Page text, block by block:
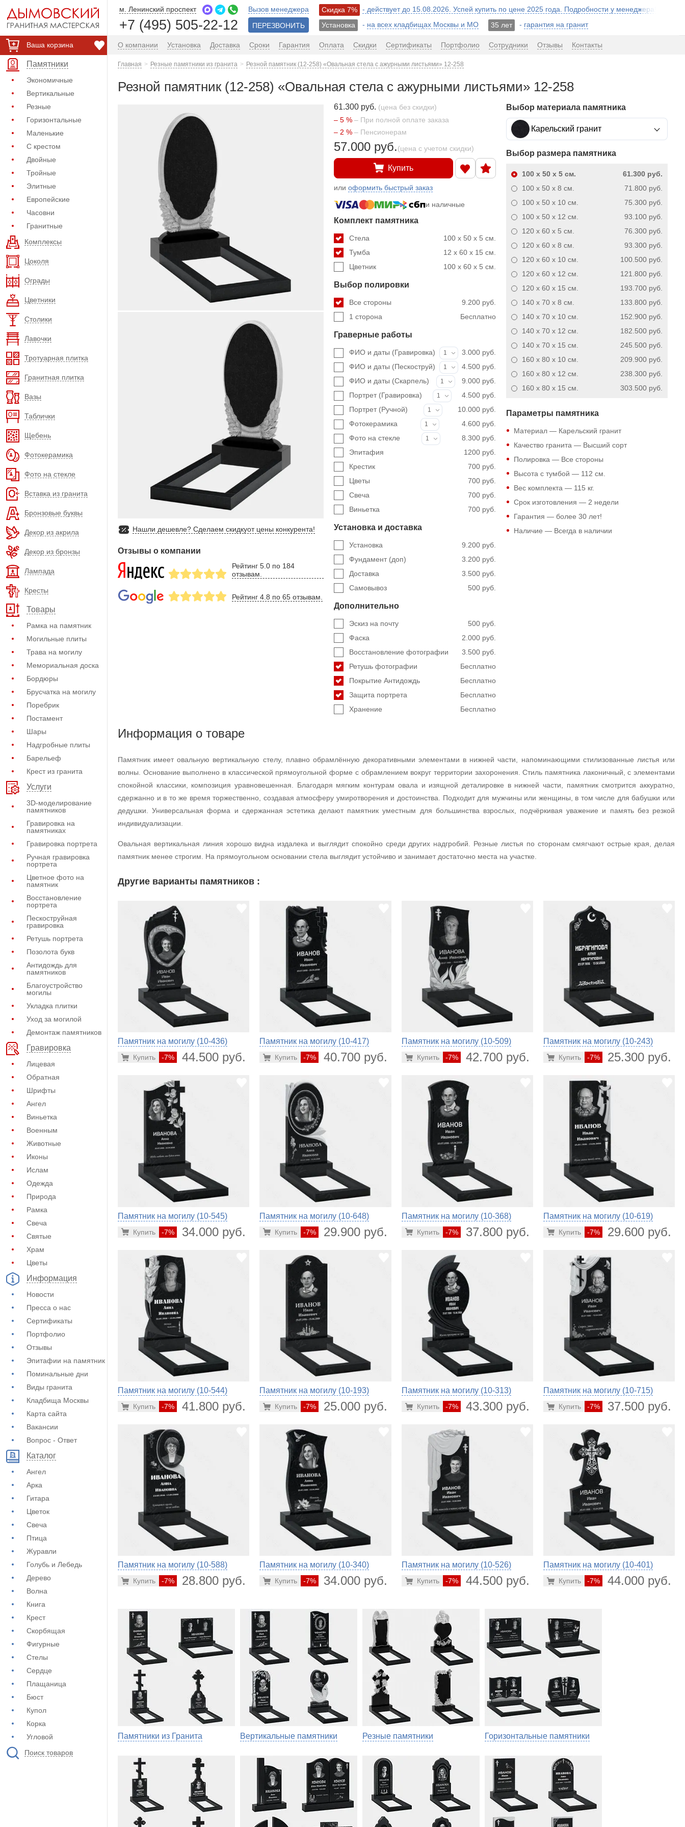
Ваша корзина
Памятники
Экономичные
Вертикальные
Резные
Горизонтальные
Маленькие
С крестом
Двойные
Тройные
Элитные
Европейские
Часовни
Гранитные
Комплексы
Цоколя
Ограды
Цветники
Столики
Лавочки
Тротуарная плитка
Гранитная плитка
Вазы
Таблички
Щебень
Фотокерамика
Фото на стекле
Вставка из гранита
Бронзовые буквы
Декор из акрила
Декор из бронзы
Лампада
Кресты
Товары
Рамка на памятник
Могильные плиты
Трава на могилу
Мемориальная доска
Бордюры
Брусчатка на могилу
Поребрик
Постамент
Шары
Надгробные плиты
Барельеф
Крест из гранита
Услуги
3D-моделирование
памятников
Гравировка на
памятниках
Гравировка портрета
Ручная гравировка
портрета
Цветное фото на
памятник
Восстановление
портрета
Пескоструйная
гравировка
Ретушь портрета
Позолота букв
Антидождь для
памятников
Благоустройство
могилы
Укладка плитки
Уход за могилой
Демонтаж памятников
Гравировка
Лицевая
Обратная
Шрифты
Ангел
Виньетка
Военным
Животные
Иконы
Ислам
Одежда
Природа
Рамка
Свеча
Святые
Храм
Цветы
Информация
Новости
Пресса о нас
Сертификаты
Портфолио
Отзывы
Эпитафии на памятник
Поминальные дни
Виды гранита
Кладбища Москвы
Карта сайта
Вакансии
Вопрос - Ответ
Каталог
Ангел
Арка
Гитара
Цветок
Свеча
Птица
Журавли
Голубь и Лебедь
Дерево
Волна
Книга
Крест
Скорбящая
Фигурные
Стелы
Сердце
Плащаница
Бюст
Купол
Корка
Угловой
Поиск товаров
м. Ленинский проспект
+7 (495) 505-22-12
Вызов менеджера
ПЕРЕЗВОНИТЬ
Скидка 7%
- действует до 15.08.2026. Успей купить по цене 2025 года. Подробности у менеджера!
Установка
- на всех кладбищах Москвы и МО 35 лет - гарантия на гранит
О компании Установка Доставка Сроки Гарантия Оплата Скидки Сертификаты Портфолио Сотрудники Отзывы Контакты
Главная Резные памятники из гранита Резной памятник (12-258) «Овальная стела с ажурными листьями» 12-258
Резной памятник (12-258) «Овальная стела с ажурными листьями» 12-258
Нашли дешевле? Сделаем скидкуот цены конкурента!
Отзывы о компании
Рейтинг 5.0 по 184
отзывам.
Рейтинг 4.8 по 65 отзывам.
61.300 руб. (цена без скидки)
– 5 % – При полной оплате заказа
– 2 % – Пенсионерам
57.000 руб.(цена с учетом скидки)
Купить
илиоформить быстрый заказ
и наличные
Комплект памятника
100 x 50 x 5 см.
Стела
12 x 60 x 15 см.
Тумба
100 x 60 x 5 см.
Цветник
Выбор полировки
9.200 руб.
Все стороны
Бесплатно
1 сторона
Граверные работы
ФИО и даты (Гравировка) 1
3.000 руб.
ФИО и даты (Пескоструй)
1
4.500 руб.
ФИО и даты (Скарпель)
1
9.000 руб.
Портрет (Гравировка)
1
4.500 руб.
Портрет (Ручной)
1
10.000 руб.
Фотокерамика
1
4.600 руб.
Фото на стекле
1
8.300 руб.
1200 руб.
Эпитафия
700 руб.
Крестик
700 руб.
Цветы
700 руб.
Свеча
700 руб.
Виньетка
Установка и доставка
9.200 руб.
Установка
3.200 руб.
Фундамент (доп)
3.500 руб.
Доставка
500 руб.
Самовывоз
Дополнительно
500 руб.
Эскиз на почту
2.000 руб.
Фаска
3.500 руб.
Восстановление фотографии
Бесплатно
Ретушь фотографии
Бесплатно
Покрытие Антидождь
Бесплатно
Защита портрета
Бесплатно
Хранение
Выбор материала памятника
Карельский гранит
Выбор размера памятника
61.300 руб.
100 x 50 x 5см.
71.800 руб.
100 x 50 x 8 см.
75.300 руб.
100 x 50 x 10см.
93.100 руб.
100 x 50 x 12 см.
76.300 руб.
120 x 60 x 5 см.
93.300 руб.
120 x 60 x 8 см.
100.500 руб.
120 x 60 x 10см.
121.800 руб.
120 x 60 x 12 см.
193.700 руб.
120 x 60 x 15 см.
133.800 руб.
140 x 70 x 8 см.
152.900 руб.
140 x 70 x 10см.
182.500 руб.
140 x 70 x 12 см.
245.500 руб.
140 x 70 x 15 см.
209.900 руб.
160 x 80 x 10см.
238.300 руб.
160 x 80 x 12 см.
303.500 руб.
160 x 80 x 15 см.
Параметры памятника
Материал — Карельский гранит
Качество гранита — Высший сорт
Полировка — Все стороны
Высота с тумбой — 112 см.
Вес комплекта — 115 кг.
Срок изготовления — 2 недели
Гарантия — более 30 лет!
Наличие — Всегда в наличии
Информация о товаре
Памятник имеет овальную вертикальную стелу, плавно обрамлённую декоративными элементами в нижней части, напоминающими стилизованные листья или
волны. Основание выполнено в классической прямоугольной форме с обрамлением вокруг территории захоронения. Стиль памятника лаконичный, с элементами
спокойной классики, композиция уравновешенная. Благодаря мягким контурам овала и изящной деталировке в нижней части, памятник смотрится аккуратно,
сдержанно и в то же время торжественно, создавая атмосферу умиротворения и достоинства. Подходит для мужчины или женщины, в том числе для бабушки или
дедушки. Универсальная форма и сдержанная эстетика делают памятник уместным для большинства взрослых, подчёркивая уважение и память без резкой
индивидуализации.
Овальная вертикальная линия хорошо видна издалека и выглядит спокойно среди других надгробий. Резные листья по сторонам смягчают острые края, делая
памятник менее строгим. На прямоугольном основании стела выглядит устойчиво и занимает достаточно места на участке.
Другие варианты памятников :
Памятник на могилу (10-436)
-7% 44.500 руб.
Купить
Памятник на могилу (10-417)
-7% 40.700 руб.
Купить
Памятник на могилу (10-509)
-7% 42.700 руб.
Купить
Памятник на могилу (10-243)
-7% 25.300 руб.
Купить
Памятник на могилу (10-545)
-7% 34.000 руб.
Купить
Памятник на могилу (10-648)
-7% 29.900 руб.
Купить
Памятник на могилу (10-368)
-7% 37.800 руб.
Купить
Памятник на могилу (10-619)
-7% 29.600 руб.
Купить
Памятник на могилу (10-544)
-7% 41.800 руб.
Купить
Памятник на могилу (10-193)
-7% 25.000 руб.
Купить
Памятник на могилу (10-313)
-7% 43.300 руб.
Купить
Памятник на могилу (10-715)
-7% 37.500 руб.
Купить
Памятник на могилу (10-588)
-7% 28.800 руб.
Купить
Памятник на могилу (10-340)
-7% 34.000 руб.
Купить
Памятник на могилу (10-526)
-7% 44.500 руб.
Купить
Памятник на могилу (10-401)
-7% 44.000 руб.
Купить
Памятники из Гранита Вертикальные памятники Резные памятники Горизонтальные памятники